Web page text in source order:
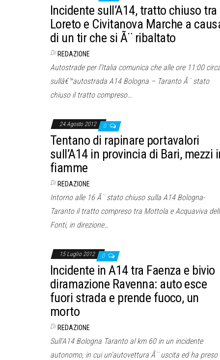
Incidente sull’A14, tratto chiuso tra
Loreto e Civitanova Marche a
di un tir che si Ã¨ ribaltato
Di REDAZIONE
Autostrade per l’Italia comunica che alle ore 11:00
sullâ€™autostrada A14 Bologna – Taranto Ã¨ stato
chiuso il tratto compreso…
24 Agosto 2012 0
Tentano di rapinare portavalori
sull’A14 in provincia di Bari, mezzi
fiamme
Di REDAZIONE
Intorno alle 16 Ã¨ stato chiuso sulla A14 Bologna-
Taranto il tratto compreso tra Mottola e Acquaviva
Fonti, in direzione…
15 Luglio 2012 0
Incidente in A14 tra Faenza e bivio
diramazione Ravenna: auto esce
fuori strada e prende fuoco, un
morto
Di REDAZIONE
Sull’A14 Bologna Taranto al km 60 in un incidente
autonomo, in cui un’autovettura Ã¨ uscita ed ha preso